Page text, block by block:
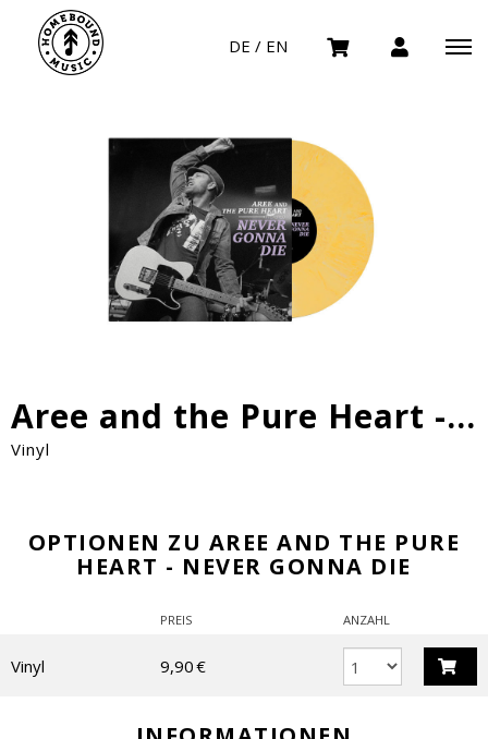
DE / EN
Aree and the Pure Heart - Never Gonna Die
Vinyl
OPTIONEN ZU AREE AND THE PURE
HEART - NEVER GONNA DIE
PREIS ANZAHL
Vinyl 9,90 €